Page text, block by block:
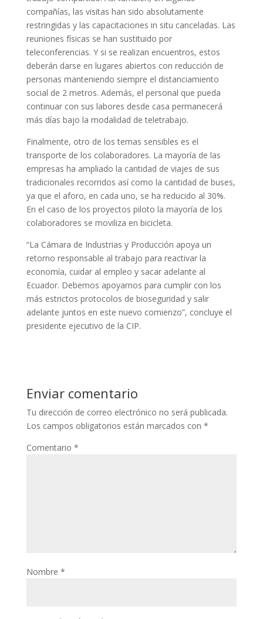
compañías, las visitas han sido absolutamente
restringidas y las capacitaciones in situ canceladas. Las
reuniones físicas se han sustituido por
teleconferencias. Y si se realizan encuentros, estos
deberán darse en lugares abiertos con reducción de
personas manteniendo siempre el distanciamiento
social de 2 metros. Además, el personal que pueda
continuar con sus labores desde casa permanecerá
más días bajo la modalidad de teletrabajo.
Finalmente, otro de los temas sensibles es el
transporte de los colaboradores. La mayoría de las
empresas ha ampliado la cantidad de viajes de sus
tradicionales recorridos así como la cantidad de buses,
ya que el aforo, en cada uno, se ha reducido al 30%.
En el caso de los proyectos piloto la mayoría de los
colaboradores se moviliza en bicicleta.
“La Cámara de Industrias y Producción apoya un
retorno responsable al trabajo para reactivar la
economía, cuidar al empleo y sacar adelante al
Ecuador. Debemos apoyarnos para cumplir con los
más estrictos protocolos de bioseguridad y salir
adelante juntos en este nuevo comienzo”, concluye el
presidente ejecutivo de la CIP.
Enviar comentario
Tu dirección de correo electrónico no será publicada.
Los campos obligatorios están marcados con *
Comentario *
Nombre *